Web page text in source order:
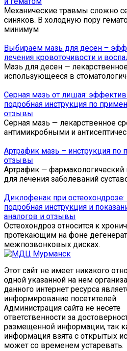
Механические травмы сложно
синяков. В холодную пору
минимум
Выбираем мазь для десен –
лечения кровоточивости и
Мазь для десен —
использующееся в
Серная мазь от лишая:
подробная инструкция по
отзывы
Серная мазь — лекарственное
антимикробными и
Артрафик мазь – инструкция по
отзывы
Артрафик —
для лечения заболеваний
Диклофенак при
подробная инструкция и
аналогов и отзывы
Остеохондроз относится к
протекающим на фоне
межпозвонковых дисках.
Этот сайт не имеет никакого
одной указанной на нем
данного интернет ресурса
информирование посетителей.
Администрация сайта не несёте
ответственности за
размещенной информации, так
информация взята с открытых
может со временем устаревать.